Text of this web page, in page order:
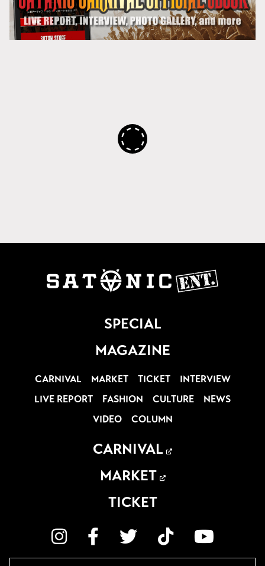
SPECIAL
MAGAZINE
CARNIVAL MARKET TICKET
INTERVIEW
LIVE REPORT
FASHION CULTURE
NEWS
VIDEO
COLUMN
CARNIVAL
MARKET
TICKET